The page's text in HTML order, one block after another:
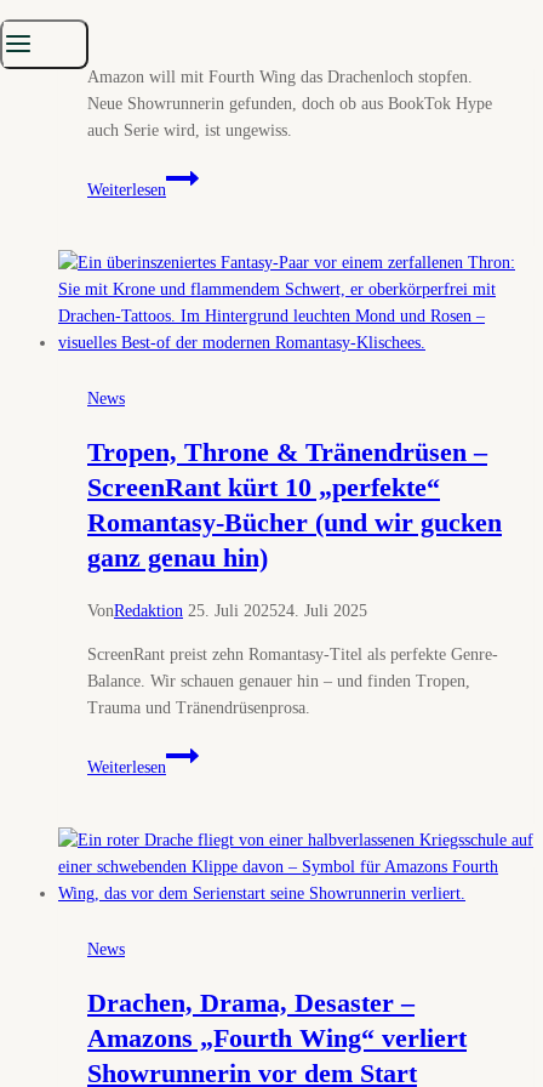
Von
Amazon will mit Fourth Wing das Drachenloch stopfen.
Neue Showrunnerin gefunden, doch ob aus BookTok Hype
auch Serie wird, ist ungewiss.
Weiterlesen
Fourth
Wing
Amazons
Game
Of
Thrones
News
Tropen, Throne & Tränendrüsen –
ScreenRant kürt 10 „perfekte“
Romantasy-Bücher (und wir gucken
ganz genau hin)
VonRedaktion 25. Juli 202524. Juli 2025
ScreenRant preist zehn Romantasy-Titel als perfekte Genre-
Balance. Wir schauen genauer hin – und finden Tropen,
Trauma und Tränendrüsenprosa.
Weiterlesen
Tropen,
Throne
Tränendrüsen
–
ScreenRant
Bücher
(und
wir
News
Drachen, Drama, Desaster –
Amazons „Fourth Wing“ verliert
Showrunnerin vor dem Start